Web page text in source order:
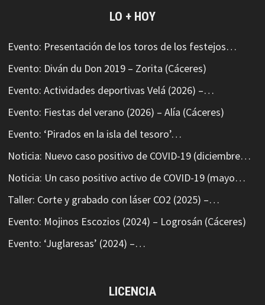
LO + HOY
Evento: Presentación de los toros de los festejos…
Evento: Diván du Don 2019 – Zorita (Cáceres)
Evento: Actividades deportivas Velá (2026) –…
Evento: Fiestas del verano (2026) – Alía (Cáceres)
Evento: ‘Pirados en la isla del tesoro’…
Noticia: Nuevo caso positivo de COVID-19 (diciembre…
Noticia: Un caso positivo activo de COVID-19 (mayo…
Taller: Corte y grabado con láser CO2 (2025) –…
Evento: Mojinos Escozios (2024) – Logrosán (Cáceres)
Evento: ‘Juglaresas’ (2024) –…
LICENCIA